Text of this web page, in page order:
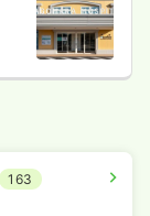
163